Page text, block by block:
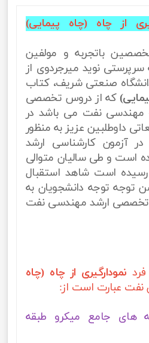
از چاه (چاه پیمایی)
باتجربه و مولفین
سرپرستی نوید میرجردوی از
صنعتی شریف، کتاب
که از دروس تخصصی
مهندسی نفت می باشد در
داوطلبین عزیز به منظور
آزمون کارشناسی ارشد
است و طی سالیان متوالی
است شاهد استقبال
توجه توجه دانشجویان به
ارشد مهندسی نفت
نمودارگیری از چاه (چاه
نفت عبارت است از:
های جامع میکرو طبقه